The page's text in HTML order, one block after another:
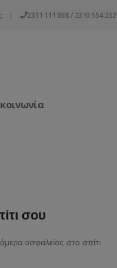
| 2311 111 898 / 2310 554 252
σου
ασφαλείας στο σπίτι